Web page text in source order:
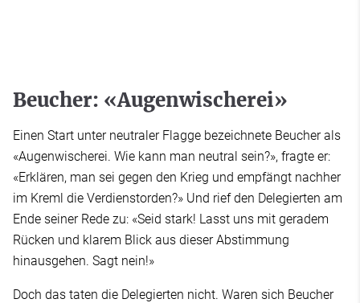
Beucher: «Augenwischerei»
Einen Start unter neutraler Flagge bezeichnete Beucher als
«Augenwischerei. Wie kann man neutral sein?», fragte er:
«Erklären, man sei gegen den Krieg und empfängt nachher
im Kreml die Verdienstorden?» Und rief den Delegierten am
Ende seiner Rede zu: «Seid stark! Lasst uns mit geradem
Rücken und klarem Blick aus dieser Abstimmung
hinausgehen. Sagt nein!»
Doch das taten die Delegierten nicht. Waren sich Beucher